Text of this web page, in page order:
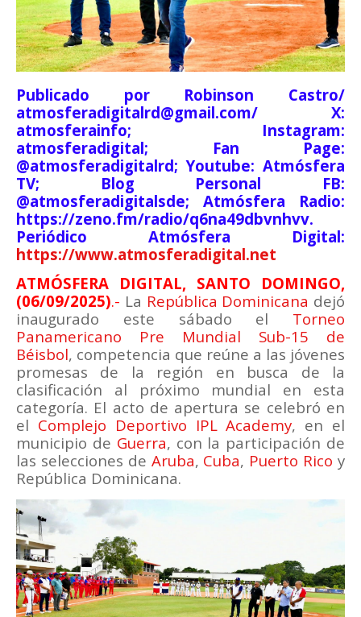
Publicado por Robinson Castro/
atmosferadigitalrd@gmail.com/ X:
atmosferainfo; Instagram:
atmosferadigital; Fan Page:
@atmosferadigitalrd; Youtube: Atmósfera
TV; Blog Personal FB:
@atmosferadigitalsde; Atmósfera Radio:
https://zeno.fm/radio/q6na49dbvnhvv.
Periódico Atmósfera Digital:
https://www.atmosferadigital.net
ATMÓSFERA DIGITAL, SANTO DOMINGO,
(06/09/2025).- La República Dominicana dejó
inaugurado este sábado el Torneo
Panamericano Pre Mundial Sub-15 de
Béisbol, competencia que reúne a las jóvenes
promesas de la región en busca de la
clasificación al próximo mundial en esta
categoría. El acto de apertura se celebró en
el Complejo Deportivo IPL Academy, en el
municipio de Guerra, con la participación de
las selecciones de Aruba, Cuba, Puerto Rico y
República Dominicana.